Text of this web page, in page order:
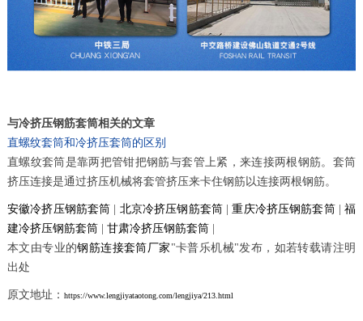
与冷挤压钢筋套筒相关的文章
直螺纹套筒和冷挤压套筒的区别
直螺纹套筒是靠两把管钳把钢筋与套管上紧，来连接两根钢筋。套筒
挤压连接是通过挤压机械将套管挤压来卡住钢筋以连接两根钢筋。
安徽冷挤压钢筋套筒 北京冷挤压钢筋套筒 |重庆冷挤压钢筋套筒|福
建冷挤压钢筋套筒| 甘肃冷挤压钢筋套筒|
本文由专业的钢筋连接套筒厂家 "卡普乐机械"发布，如若转载请注明
出处
原文地址： https://www.lengjiyataotong.com/lengjiya/213.html